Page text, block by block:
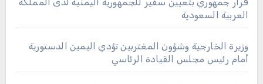
العربية السعودية
وزيرة الخارجية وشؤون المغتربين تؤدي اليمين الدستورية
أمام رئيس مجلس القيادة الرئاسي